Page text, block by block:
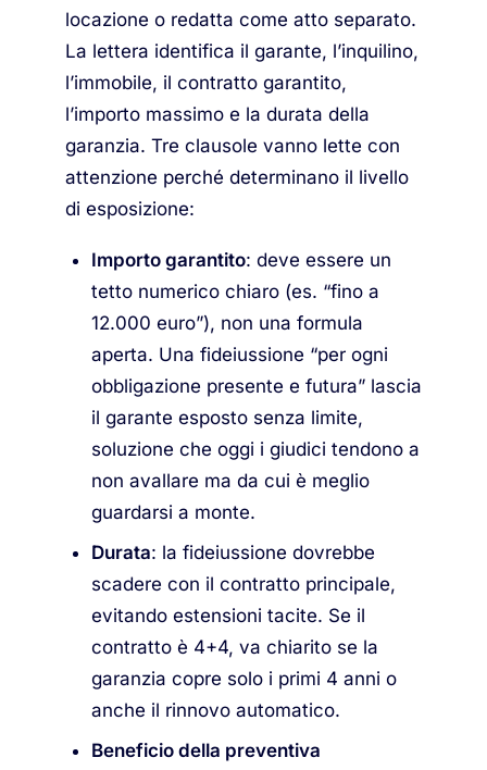
locazione o redatta come atto separato.
La lettera identifica il garante, l’inquilino,
l’immobile, il contratto garantito,
l’importo massimo e la durata della
garanzia. Tre clausole vanno lette con
attenzione perché determinano il livello
di esposizione:
Importo garantito: deve essere un
tetto numerico chiaro (es. “fino a
12.000 euro”), non una formula
aperta. Una fideiussione “per ogni
obbligazione presente e futura” lascia
il garante esposto senza limite,
soluzione che oggi i giudici tendono a
non avallare ma da cui è meglio
guardarsi a monte.
Durata: la fideiussione dovrebbe
scadere con il contratto principale,
evitando estensioni tacite. Se il
contratto è 4+4, va chiarito se la
garanzia copre solo i primi 4 anni o
anche il rinnovo automatico.
Beneficio della preventiva